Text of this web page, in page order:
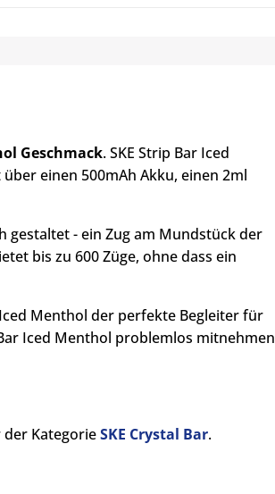
Geschmack. SKE Strip Bar Iced
einen 500mAh Akku, einen 2ml
gestaltet - ein Zug am Mundstück der
bis zu 600 Züge, ohne dass ein
Menthol der perfekte Begleiter für
Iced Menthol problemlos mitnehmen
der KategorieSKE Crystal Bar.